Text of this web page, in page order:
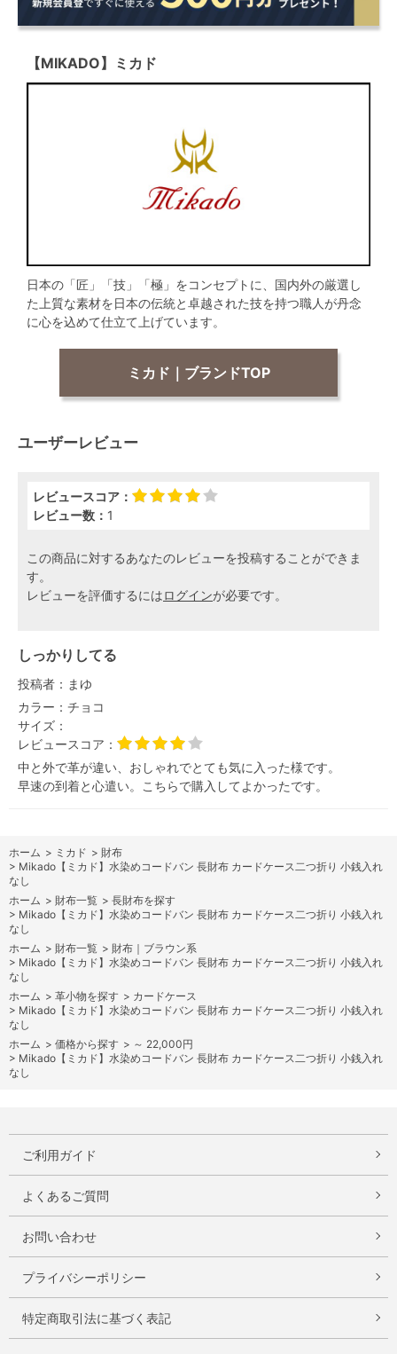
【MIKADO】ミカド
日本の「匠」「技」「極」をコンセプトに、国内外の厳選し
た上質な素材を日本の伝統と卓越された技を持つ職人が丹念
に心を込めて仕立て上げています。
ミカド｜ブランドTOP
ユーザーレビュー
レビュースコア：
レビュー数： 1
この商品に対するあなたのレビューを投稿することができま
す。
レビューを評価するにはログインが必要です。
しっかりしてる
投稿者： まゆ
カラー： チョコ
サイズ：
レビュースコア：
中と外で革が違い、おしゃれでとても気に入った様です。
早速の到着と心遣い。こちらで購入してよかったです。
ホーム > ミカド > 財布
> Mikado【ミカド】水染めコードバン 長財布 カードケース二つ折り 小銭入れ
なし
ホーム > 財布一覧 > 長財布を探す
> Mikado【ミカド】水染めコードバン 長財布 カードケース二つ折り 小銭入れ
なし
ホーム > 財布一覧 > 財布｜ブラウン系
> Mikado【ミカド】水染めコードバン 長財布 カードケース二つ折り 小銭入れ
なし
ホーム > 革小物を探す > カードケース
> Mikado【ミカド】水染めコードバン 長財布 カードケース二つ折り 小銭入れ
なし
ホーム > 価格から探す > ～ 22,000円
> Mikado【ミカド】水染めコードバン 長財布 カードケース二つ折り 小銭入れ
なし
ご利用ガイド
よくあるご質問
お問い合わせ
プライバシーポリシー
特定商取引法に基づく表記